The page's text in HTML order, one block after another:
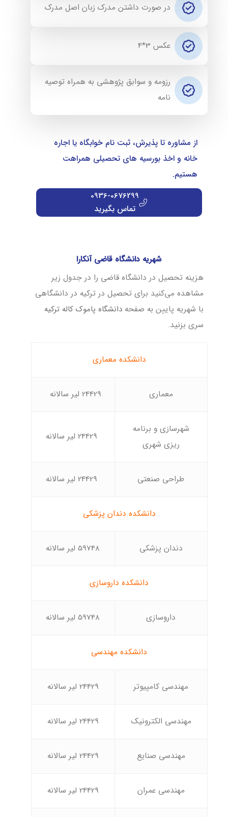
در صورت داشتن مدرک زبان اصل مدرک
عکس 3*4
رزومه و سوابق پژوهشی به همراه توصیه
نامه
از مشاوره تا پذیرش، ثبت نام خوابگاه یا اجاره
خانه و اخذ بورسیه های تحصیلی همراهت
هستیم.
0936-0676299
تماس بگیرید
شهریه دانشگاه قاضی آنکارا
هزینه تحصیل در دانشگاه قاضی را در جدول زیر
مشاهده می‌کنید برای تحصیل در ترکیه در دانشگاهی
با شهریه پایین به صفحه دانشگاه پاموک کاله ترکیه
سری بزنید.
دانشکده معماری
معماری 24429 لیر سالانه
شهرسازی و برنامه
ریزی شهری
طراحی صنعتی
دانشکده دندان پزشکی
دندان پزشکی 59748 لیر سالانه
دانشکده داروسازی
داروسازی 59748 لیر سالانه
دانشکده مهندسی
مهندسی کامپیوتر 24429 لیر سالانه
مهندسی الکترونیک 24429 لیر سالانه
مهندسی صنایع 24429 لیر سالانه
مهندسی عمران 24429 لیر سالانه